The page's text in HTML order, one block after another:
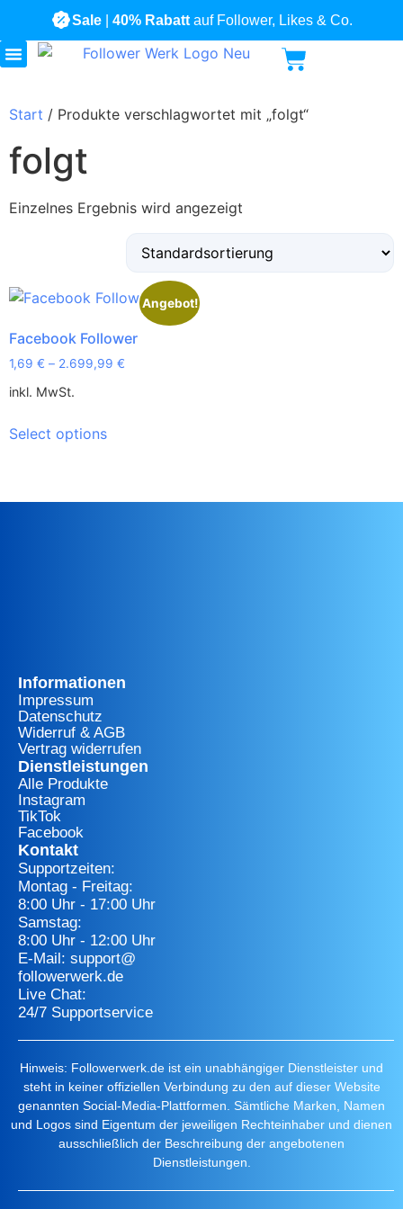
Sale 40% Rabatt auf Follower, Likes & Co.
Start / Produkte verschlagwortet mit „folgt“
folgt
Einzelnes Ergebnis wird angezeigt
Angebot!
Facebook Follower
1,69 € – 2.699,99 €
inkl. MwSt.
Select options
Informationen
Impressum
Datenschutz
Widerruf & AGB
Vertrag widerrufen
Dienstleistungen
Alle Produkte
Instagram
TikTok
Facebook
Kontakt
Supportzeiten:
Montag - Freitag:
8:00 Uhr - 17:00 Uhr
Samstag:
8:00 Uhr - 12:00 Uhr
E-Mail: support@
followerwerk.de
Live Chat:
24/7 Supportservice
Hinweis: Followerwerk.de ist ein unabhängiger Dienstleister und
steht in keiner offiziellen Verbindung zu den auf dieser Website
genannten Social-Media-Plattformen. Sämtliche Marken, Namen
und Logos sind Eigentum der jeweiligen Rechteinhaber und dienen
ausschließlich der Beschreibung der angebotenen
Dienstleistungen.